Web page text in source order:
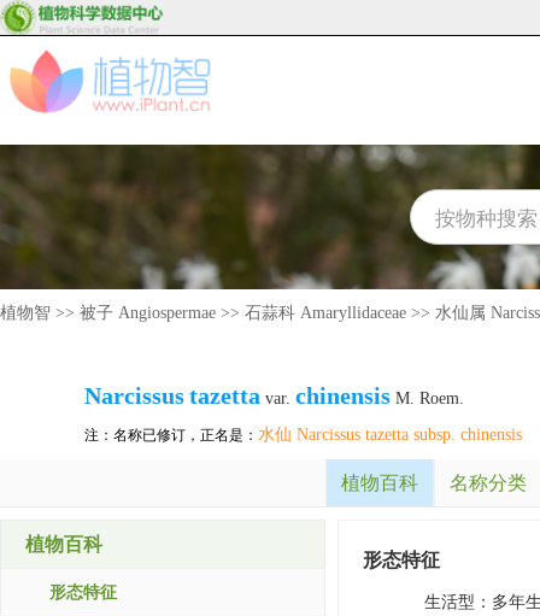
植物智 >> 被子 Angiospermae >> 石蒜科 Amaryllidaceae >> 水仙属
Narcissustazetta var. chinensis M. Roem.
注：名称已修订，正名是： 水仙 Narcissus tazetta subsp. chinensis
植物百科 名称分类
植物百科
形态特征
形态特征
生活型 ： 多年